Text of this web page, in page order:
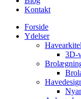
Kontakt
Forside
Ydelser
3D-